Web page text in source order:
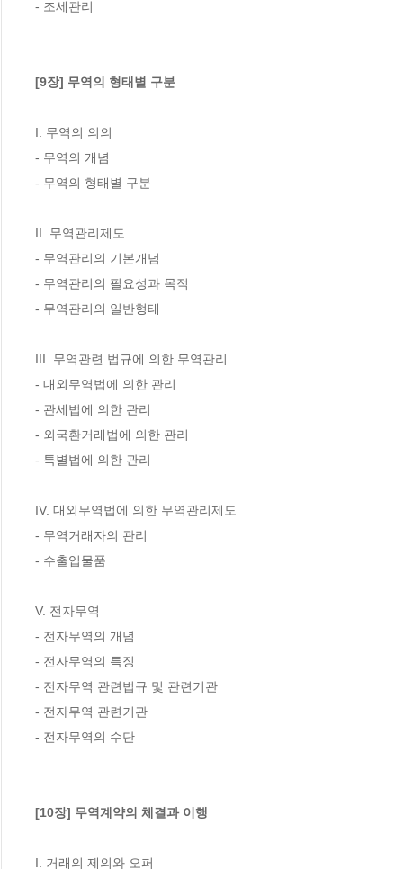
- 조세관리
[9장] 무역의 형태별 구분
I. 무역의 의의
- 무역의 개념
- 무역의 형태별 구분
II. 무역관리제도
- 무역관리의 기본개념
- 무역관리의 필요성과 목적
- 무역관리의 일반형태
III. 무역관련 법규에 의한 무역관리
- 대외무역법에 의한 관리
- 관세법에 의한 관리
- 외국환거래법에 의한 관리
- 특별법에 의한 관리
IV. 대외무역법에 의한 무역관리제도
- 무역거래자의 관리
- 수출입물품
V. 전자무역
- 전자무역의 개념
- 전자무역의 특징
- 전자무역 관련법규 및 관련기관
- 전자무역 관련기관
- 전자무역의 수단
[10장] 무역계약의 체결과 이행
I. 거래의 제의와 오퍼